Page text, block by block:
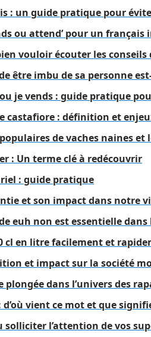
: un guide pratique pour
ou attend’ pour un français
vouloir écouter les conseils
être imbu de sa personne
je vends : guide pratique
castafiore : définition et
de vaches naines et
: Un terme clé à redécouvrir
: guide pratique
et son impact dans notre
euh non est essentielle
cl en litre facilement et
et impact sur la société
dans l’univers des
vient ce mot et que
solliciter l’attention de vos